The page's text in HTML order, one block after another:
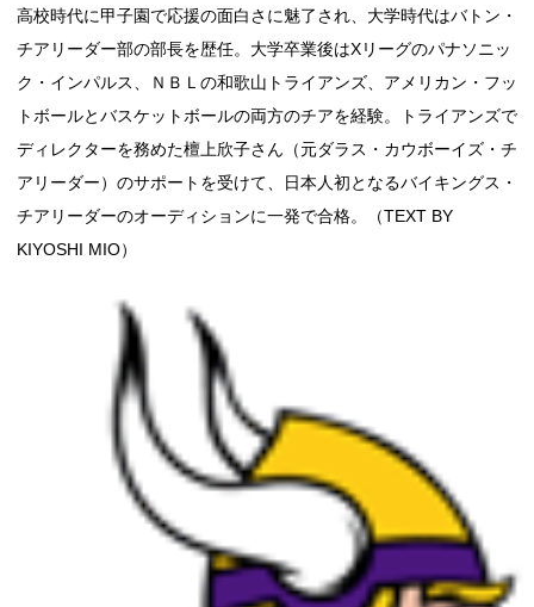
高校時代に甲子園で応援の面白さに魅了され、大学時代はバトン・
チアリーダー部の部長を歴任。大学卒業後はXリーグのパナソニッ
ク・インパルス、ＮＢＬの和歌山トライアンズ、アメリカン・フッ
トボールとバスケットボールの両方のチアを経験。トライアンズで
ディレクターを務めた檀上欣子さん（元ダラス・カウボーイズ・チ
アリーダー）のサポートを受けて、日本人初となるバイキングス・
チアリーダーのオーディションに一発で合格。（TEXT BY
KIYOSHI MIO）